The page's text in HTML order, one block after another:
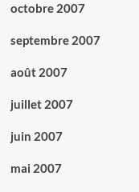
octobre 2007
septembre 2007
août 2007
juillet 2007
juin 2007
mai 2007